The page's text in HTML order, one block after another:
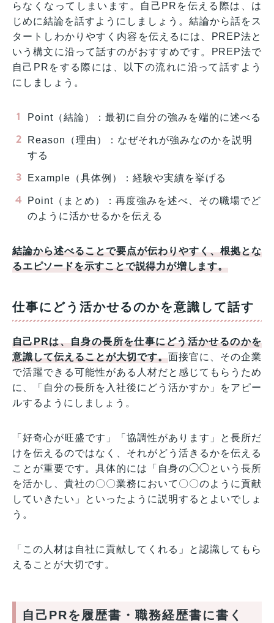
らなくなってしまいます。自己PRを伝える際は、は
じめに結論を話すようにしましょう。結論から話をス
タートしわかりやすく内容を伝えるには、PREP法と
いう構文に沿って話すのがおすすめです。PREP法で
自己PRをする際には、以下の流れに沿って話すよう
にしましょう。
Point（結論）：最初に自分の強みを端的に述べる
Reason（理由）：なぜそれが強みなのかを説明
する
Example（具体例）：経験や実績を挙げる
Point（まとめ）：再度強みを述べ、その職場でど
のように活かせるかを伝える
結論から述べることで要点が伝わりやすく、根拠とな
るエピソードを示すことで説得力が増します。
仕事にどう活かせるのかを意識して話す
自己PRは、自身の長所を仕事にどう活かせるのかを
意識して伝えることが大切です。面接官に、その企業
で活躍できる可能性がある人材だと感じてもらうため
に、「自分の長所を入社後にどう活かすか」をアピー
ルするようにしましょう。
「好奇心が旺盛です」「協調性があります」と長所だ
けを伝えるのではなく、それがどう活きるかを伝える
ことが重要です。具体的には「自身の◯◯という長所
を活かし、貴社の〇〇業務において〇〇のように貢献
していきたい」といったように説明するとよいでしょ
う。
「この人材は自社に貢献してくれる」と認識してもら
えることが大切です。
自己PRを履歴書・職務経歴書に書く